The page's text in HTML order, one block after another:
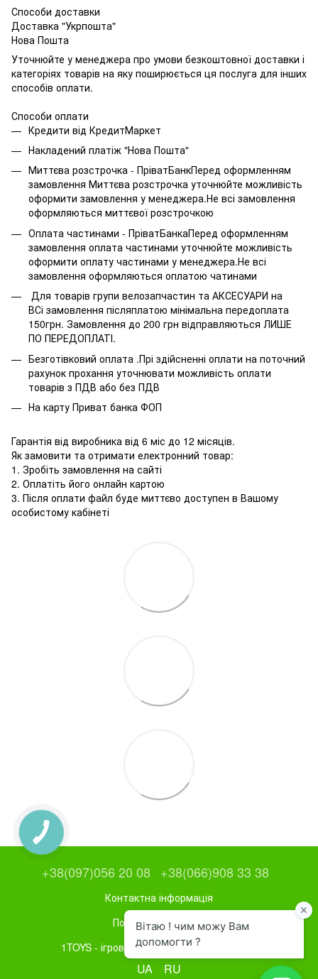
Способи доставки
Доставка "Укрпошта"
Нова Пошта
Уточнюйте у менеджера про умови безкоштовної доставки і
категоріях товарів на яку поширюється ця послуга для інших
способів оплати.
Способи оплати
Кредити від КредитМаркет
Накладений платіж "Нова Пошта"
Миттєва розстрочка - ПріватБанкПеред оформленням
замовлення Миттєва розстрочка уточнюйте можливість
оформити замовлення у менеджера.Не всі замовлення
оформляються миттєвої розстрочкою
Оплата частинами - ПріватБанкаПеред оформленням
замовлення оплата частинами уточнюйте можливість
оформити оплату частинами у менеджера.Не всі
замовлення оформляються оплатою чатинами
Для товарів групи велозапчастин та АКСЕСУАРИ на
ВСі замовлення післяплатою мінімальна передоплата
150грн. Замовлення до 200 грн відправляються ЛИШЕ
ПО ПЕРЕДОПЛАТІ.
Безготівковий оплата .Прі здійсненні оплати на поточний
рахунок прохання уточнювати можливість оплати
товарів з ПДВ або без ПДВ
На карту Приват банка ФОП
Гарантія від виробника від 6 міс до 12 місяців.
Як замовити та отримати електронний товар:
1. Зробіть замовлення на сайті
2. Оплатіть його онлайн картою
3. Після оплати файл буде миттєво доступен в Вашому
особистому кабінеті
+38(097)056 20 08 +38(066)908 33 38
Контактна інформація
Повна версія сайту
1TOYS - ігрове та спортивне обладнання
UA RU